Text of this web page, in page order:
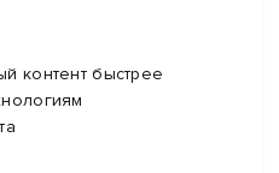
контент быстрее